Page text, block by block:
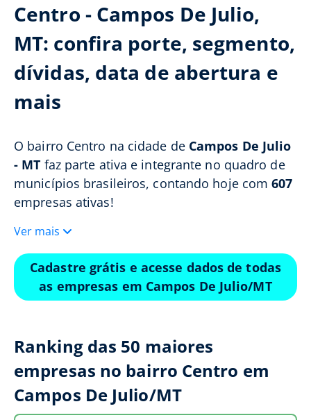
Centro - Campos De Julio,
MT: confira porte, segmento,
dívidas, data de abertura e
mais
O bairro Centro na cidade de Campos De Julio
- MT faz parte ativa e integrante no quadro de
municípios brasileiros, contando hoje com607
empresas ativas!
Ver mais
Cadastre grátis e acesse dados de todas
as empresas em Campos De Julio/MT
Ranking das 50 maiores
empresas no bairro Centro em
Campos De Julio/MT